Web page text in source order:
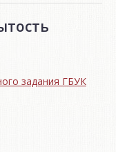
задания ГБУК